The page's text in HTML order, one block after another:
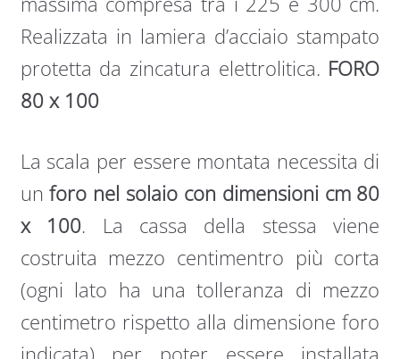
Realizzata in lamiera d’acciaio stampato
protetta da zincatura elettrolitica. FORO
80 x 100
La scala per essere montata necessita di
unforo nel solaio con dimensioni cm 80
x 100. La cassa della stessa viene
costruita mezzo centimentro più corta
(ogni lato ha una tolleranza di mezzo
centimetro rispetto alla dimensione foro